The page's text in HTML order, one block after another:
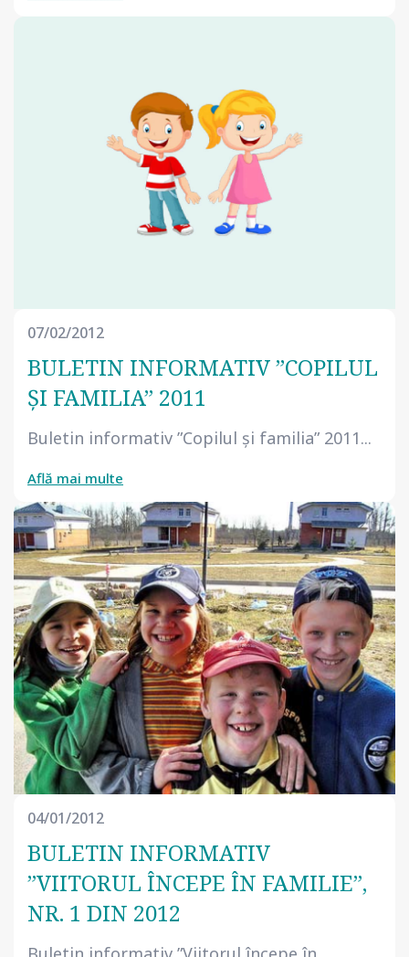
07/02/2012
BULETIN INFORMATIV ”COPILUL
ȘI FAMILIA” 2011
Buletin informativ ”Copilul și familia” 2011...
Află mai multe
04/01/2012
BULETIN INFORMATIV
”VIITORUL ÎNCEPE ÎN FAMILIE”,
NR. 1 DIN 2012